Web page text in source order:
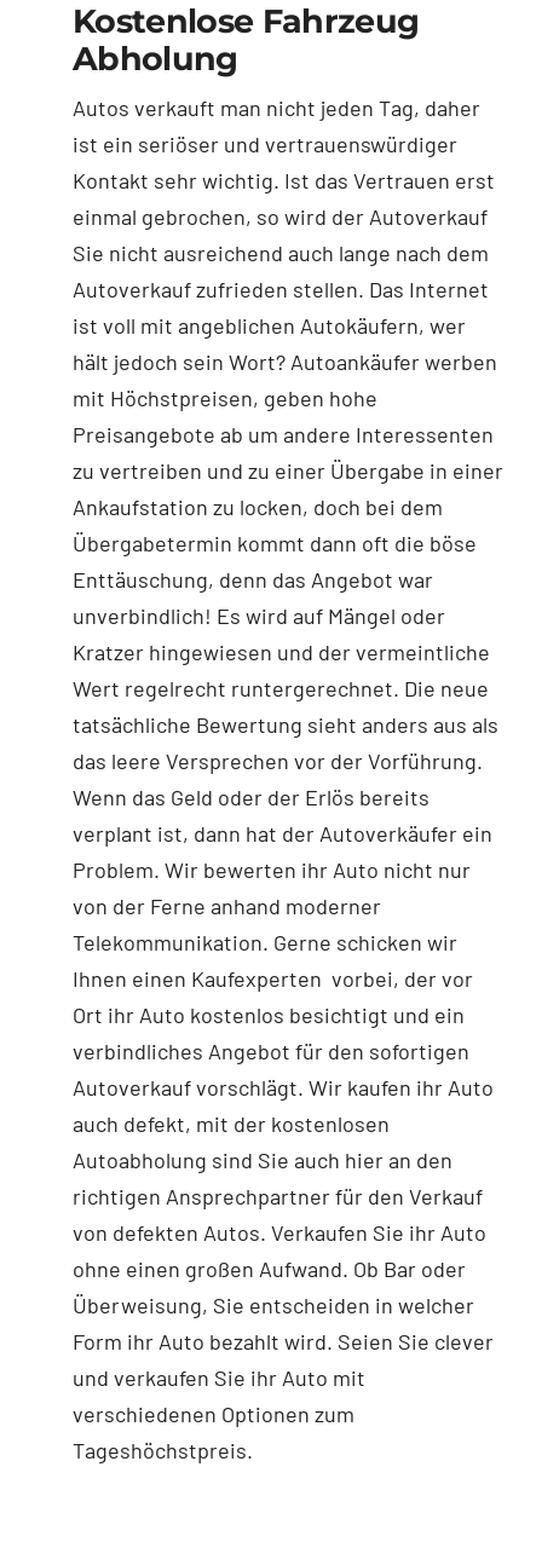
Kostenlose Fahrzeug
Abholung
Autos verkauft man nicht jeden Tag, daher
ist ein seriöser und vertrauenswürdiger
Kontakt sehr wichtig. Ist das Vertrauen erst
einmal gebrochen, so wird der Autoverkauf
Sie nicht ausreichend auch lange nach dem
Autoverkauf zufrieden stellen. Das Internet
ist voll mit angeblichen Autokäufern, wer
hält jedoch sein Wort? Autoankäufer werben
mit Höchstpreisen, geben hohe
Preisangebote ab um andere Interessenten
zu vertreiben und zu einer Übergabe in einer
Ankaufstation zu locken, doch bei dem
Übergabetermin kommt dann oft die böse
Enttäuschung, denn das Angebot war
unverbindlich! Es wird auf Mängel oder
Kratzer hingewiesen und der vermeintliche
Wert regelrecht runtergerechnet. Die neue
tatsächliche Bewertung sieht anders aus als
das leere Versprechen vor der Vorführung.
Wenn das Geld oder der Erlös bereits
verplant ist, dann hat der Autoverkäufer ein
Problem. Wir bewerten ihr Auto nicht nur
von der Ferne anhand moderner
Telekommunikation. Gerne schicken wir
Ihnen einen Kaufexperten vorbei, der vor
Ort ihr Auto kostenlos besichtigt und ein
verbindliches Angebot für den sofortigen
Autoverkauf vorschlägt. Wir kaufen ihr Auto
auch defekt, mit der kostenlosen
Autoabholung sind Sie auch hier an den
richtigen Ansprechpartner für den Verkauf
von defekten Autos. Verkaufen Sie ihr Auto
ohne einen großen Aufwand. Ob Bar oder
Überweisung, Sie entscheiden in welcher
Form ihr Auto bezahlt wird. Seien Sie clever
und verkaufen Sie ihr Auto mit
verschiedenen Optionen zum
Tageshöchstpreis.